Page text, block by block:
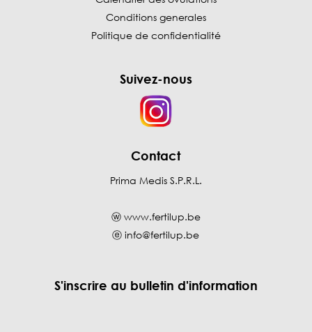
Conditions generales
Politique de confidentialité
Suivez-nous
Contact
Prima Medis S.P.R.L.
ⓦ www.fertilup.be
ⓔinfo@fertilup.be
S'inscrire au bulletin d'information